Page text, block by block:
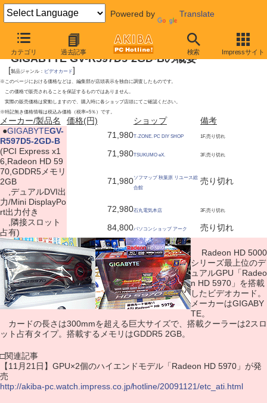
Powered by Translate
カテゴリ 過去記事 検索 Impressサイト
2009年11月28日号
GIGABYTE GV-R597D5-2GD-Bの概要
[製品ジャンル： ビデオカード]
※このページにおける価格などは、編集部が店頭表示を独自に調査したものです。
この価格で販売されることを保証するものではありません。
実際の販売価格は変動しますので、購入時に各ショップ店頭にてご確認ください。
※特記無き価格情報は税込み価格（税率=5％）です。
メーカー/製品名 価格(円) ショップ
備考
●GIGABYTEGV-
R597D5-2GD-B
(PCI Express x1
6,Radeon HD 59
70,GDDR5メモリ
2GB
,デュアルDVI出
力/Mini DisplayPo
rt出力付き
,隣接スロット
占有)
71,980T-ZONE. PC DIY SHOP 1F,売り切れ
71,980TSUKUMO eX. 3F,売り切れ
71,980ソフマップ 秋葉原 リユース総
合館
売り切れ
72,980石丸電気本店 3F,売り切れ
84,800パソコンショップ アーク 売り切れ
Radeon HD 5000
シリーズ最上位のデ
ュアルGPU「Radeo
n HD 5970」を搭載
したビデオカード。
メーカーはGIGABY
TE。
カードの長さは300mmを超える巨大サイズで、搭載クーラーは2スロ
ット占有タイプ。搭載するメモリはGDDR5 2GB。
□関連記事
【11月21日】GPU×2個のハイエンドモデル「Radeon HD 5970」が発
売
http://akiba-pc.watch.impress.co.jp/hotline/20091121/etc_ati.html